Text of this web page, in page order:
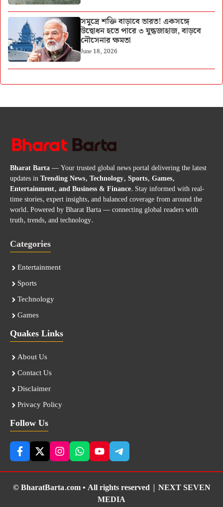
সমুদ্রে শক্তি বাড়াবে ভারত! একসঙ্গে
উদ্বোধন হতে পারে ৩ যুদ্ধজাহাজ, বাড়বে
নৌসেনার ক্ষমতা
June 18, 2026
Bharat Barta— Your trusted global news portal delivering the latest
updates inTrending News, Technology, Sports, Games,
Entertainment, and Business & Finance. Stay informed with real-
time stories, expert insights, and balanced coverage from around the
world. Powered by Bharat Barta — connecting global readers with
truth, trends, and technology.
Categories
Entertainment
Sports
Technology
Games
Quakes Links
About Us
Contact Us
Disclaimer
Privacy Policy
Follow Us
© BharatBarta.com • All rights reserved | NEXT SEVEN
MEDIA